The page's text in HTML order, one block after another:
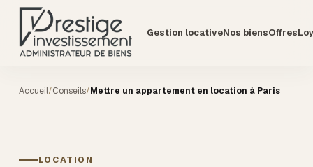
Gestion locativeNos biensOffres
Accueil/Conseils/Mettre un appartement en location à Paris
LOCATION